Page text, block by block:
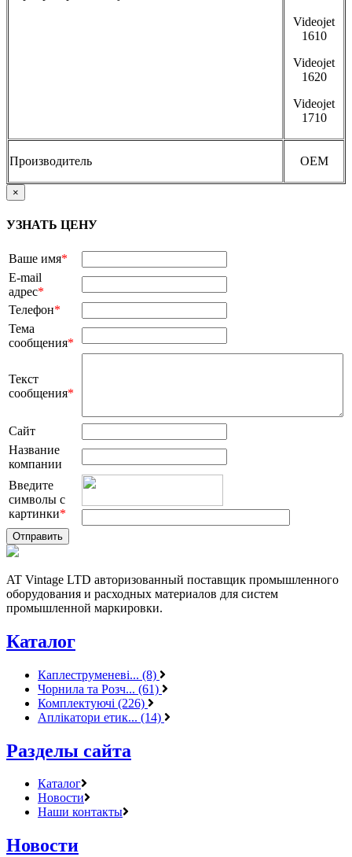
Videojet
1610
Videojet
1620
Videojet
1710
Производитель OEM
×
УЗНАТЬ ЦЕНУ
Ваше имя*
E-mail
адрес*
Телефон*
Тема
сообщения*
Текст
сообщения*
Сайт
Название
компании
Введите
символы с
картинки*
AT Vintage LTD авторизованный поставщик промышленного
оборудования и расходных материалов для систем
промышленной маркировки.
Каталог
Каплеструменеві... (8)
Чорнила та Розч... (61)
Комплектуючі (226)
Аплікатори етик... (14)
Разделы сайта
Каталог
Новости
Наши контакты
Новости